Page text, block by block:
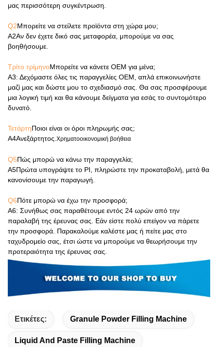
μας περισσότερη συγκέντρωση.
Q2Μπορείτε να στείλετε προϊόντα στη χώρα μου;
Α2Αν δεν έχετε δικό σας μεταφορέα, μπορούμε να σας
βοηθήσουμε.
Τρίτο τρίμηνοΜπορείτε να κάνετε OEM για μένα;
Α3: Δεχόμαστε όλες τις παραγγελίες OEM, απλά επικοινωνήστε
μαζί μας και δώστε μου το σχεδιασμό σας. Θα σας προσφέρουμε
μια λογική τιμή και θα κάνουμε δείγματα για εσάς το συντομότερο
δυνατό.
ΤετάρτηΠοιοι είναι οι όροι πληρωμής σας;
Α4Ανεξάρτητος.Χρηματοοικονομική βοήθεια
Q5Πώς μπορώ να κάνω την παραγγελία;
Α5Πρώτα υπογράψτε το PI, πληρώστε την προκαταβολή, μετά θα
κανονίσουμε την παραγωγή.
Q6Πότε μπορώ να έχω την προσφορά;
Α6: Συνήθως σας παραθέτουμε εντός 24 ωρών από την
παραλαβή της έρευνας σας. Εάν είστε πολύ επείγον να πάρετε
την προσφορά. Παρακαλούμε καλέστε μας ή πείτε μας στο
ταχυδρομείο σας, έτσι ώστε να μπορούμε να θεωρήσουμε την
προτεραιότητα της έρευνας σας.
Ετικέτες: Granule Powder Filling Machine
Liquid And Paste Filling Machine